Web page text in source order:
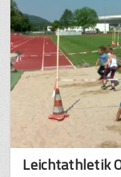
Leichtathletik